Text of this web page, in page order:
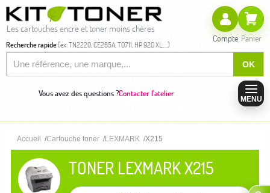
Les cartouches encre et toner moins chères
Recherche rapide(ex: TN2220, CE285A, T0711, HP 920 XL,...)
OK
Compte Panier
Vous avez des questions ?Contacter l'atelier
MENU
Accueil Cartouche toner LEXMARK X215
TONER LEXMARK X215